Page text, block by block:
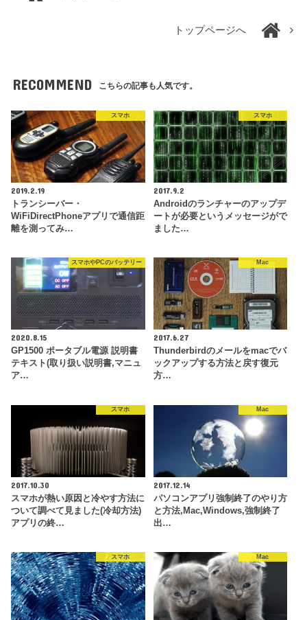
トップページへ
RECOMMEND こちらの記事も人気です。
スマホ
2019.2.19
トランシーバー・
WiFiDirectPhoneアプリで通信距
離を測ってみ…
スマホ
2017.9.2
Androidのランチャーのアップデ
ートが必要というメッセージがで
ました…
スマホやPCのバッテリー
2020.8.15
GP1500 ポータブル電源 説明書
テキスト(取り扱い説明書,マニュ
ア…
Mac
2017.6.27
Thunderbirdのメールをmacでバ
ックアップする方法と戻す復元
方…
スマホ
2017.10.30
スマホが熱い原因と冷やす方法に
ついて調べて見ました(冷却方法)
アプリの終…
Mac
2017.12.14
パソコンアプリ強制終了のやり方
と方法,Mac,Windows,強制終了
出…
スマホ Mac